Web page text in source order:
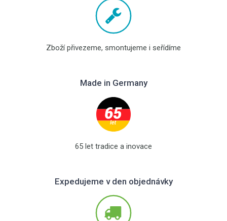
Zboží přivezeme, smontujeme i seřídíme
Made in Germany
65 let tradice a inovace
Expedujeme v den objednávky